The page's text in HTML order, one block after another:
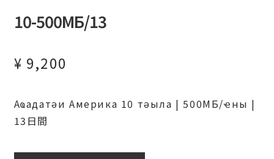
10-500МБ/13
¥ 9,200
Аҩадатәи Америка 10 тәыла | 500МБ/ҽны |
13日間